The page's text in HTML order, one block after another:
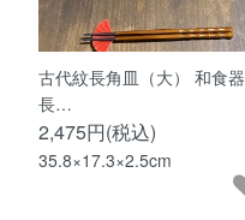
古代紋長角皿（大） 和食器
長…
2,475円(税込)
35.8×17.3×2.5cm